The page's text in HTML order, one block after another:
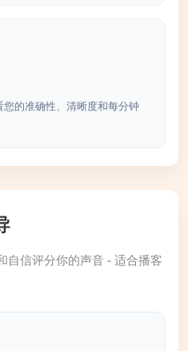
的准确性、清晰度和每分钟
自信评分你的声音 - 适合播客